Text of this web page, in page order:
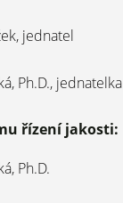
jednatel
Ph.D., jednatelka
řízení jakosti:
Ph.D.